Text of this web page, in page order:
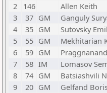
2
146 Allen Keith
3
37 GM Ganguly
4
35 GM Sutovsky Emil
5
55 GM Mekhitarian
6
59 GM
7
58 IM Lomasov
8
74 GM Batsiashvili
9
20 GM Gelfand